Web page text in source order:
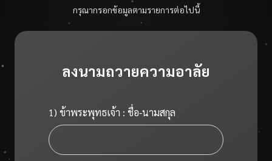
กรุณากรอกข้อมูลตามรายการต่อไปนี้
ลงนามถวายความอาลัย
1) ข้าพระพุทธเจ้า : ชื่อ-นามสกุล